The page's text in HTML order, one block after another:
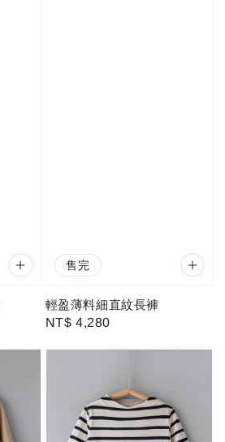
售完
輕盈薄料細直紋長褲
Regular
NT$ 4,280